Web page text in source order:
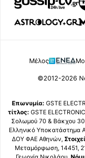
Μέλος
©2012-2026
Επωνυμία: GSTE
τίτλος: GSTE
Σολωμού 70 & Βάκχου
Ελληνικό Υποκατάστημα
ΔΟΥ ΦΑΕ Αθηνών,
Μεταμόρφωση, 14451,